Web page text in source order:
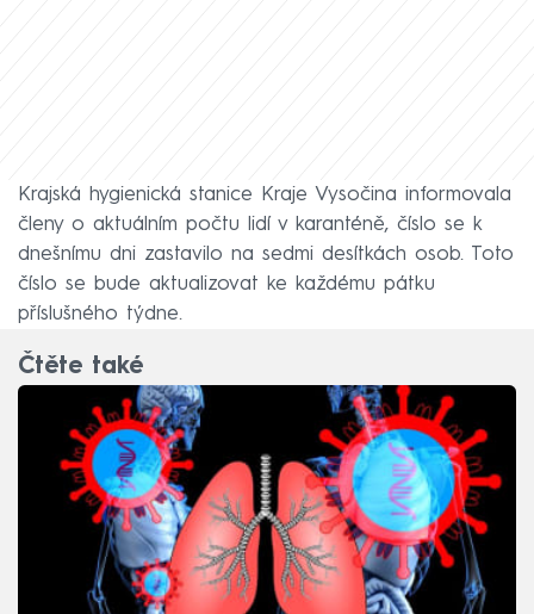
Krajská hygienická stanice Kraje Vysočina informovala
členy o aktuálním počtu lidí v karanténě, číslo se k
dnešnímu dni zastavilo na sedmi desítkách osob. Toto
číslo se bude aktualizovat ke každému pátku
příslušného týdne.
Čtěte také